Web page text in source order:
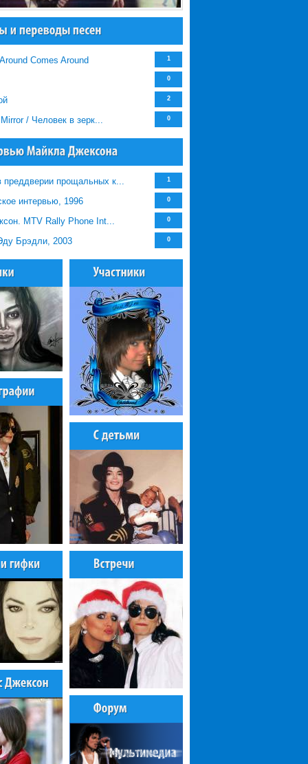
Comes Around 1
0
2
/ Человек в зерк... 0
преддверии прощальных к... 1
интервью, 1996 0
MTV Rally Phone Int... 0
Брэдли, 2003 0